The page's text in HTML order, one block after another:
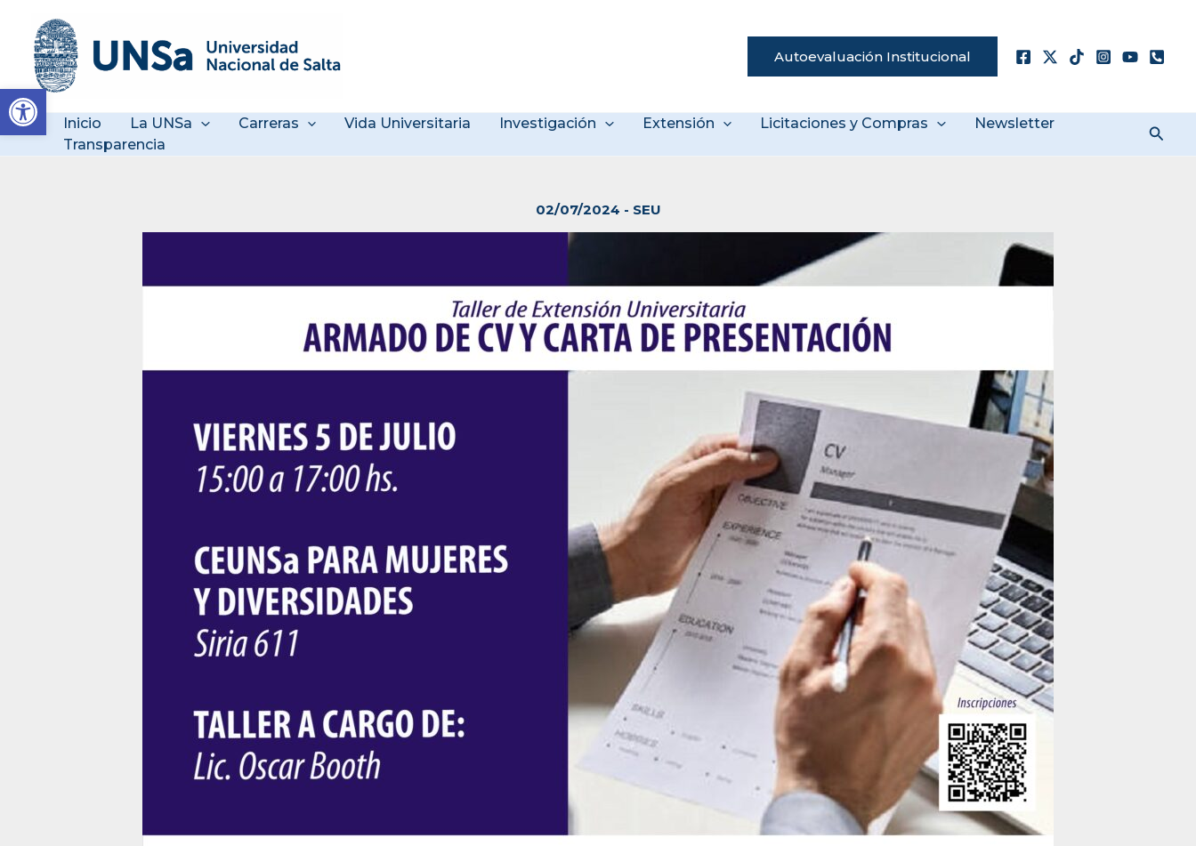
Abrir barra de herramientas
contenido
Autoevaluación Institucional
Inicio La UNSa Carreras Vida Universitaria Investigación Extensión Licitaciones y Compras
Newsletter
Transparencia
02/07/2024 - SEU